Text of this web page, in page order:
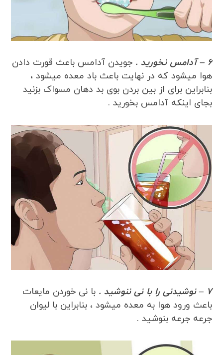
6 – آدامس نخورید .
جویدن آدامس باعث قورت دادن
هوا میشود که در نهایت باعث باد معده میشود ،
بنابراین برای از بین بردن بوی بد دهان مسواک بزنید
بجای اینکه آدامس بخورید .
7 – نوشیدنی را با نی ننوشید .
با نی خوردن مایعات
باعث ورود هوا به معده میشود ، بنابراین با لیوان
جرعه جرعه بنوشید .